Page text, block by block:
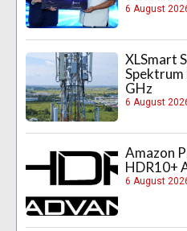
6 August
XLSmart
Spektrum
GHz
6 August
Amazon
HDR10+
6 August